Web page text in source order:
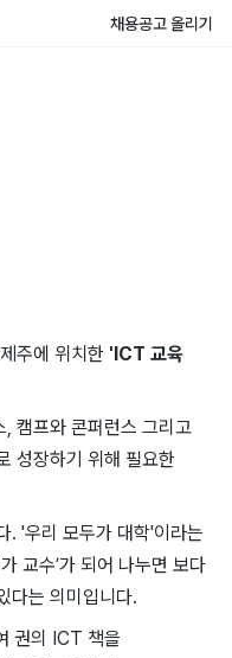
채용공고 올리기
주에 위치한 'ICT 교육
, 캠프와 콘퍼런스 그리고
성장하기 위해 필요한
'우리 모두가 대학'이라는
교수’가 되어 나누면 보다
다는 의미입니다.
권의 ICT 책을